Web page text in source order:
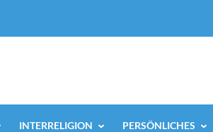
INTERRELIGION PERSÖNLICHES